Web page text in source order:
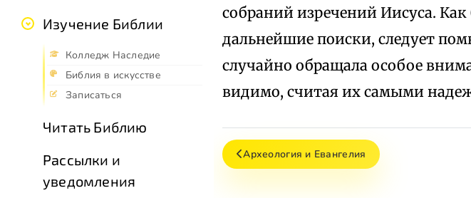
Изучение Библии
Колледж Наследие
Библия в искусстве
Записаться
Читать Библию
Рассылки и
уведомления
собраний изречений Иисуса.
дальнейшие поиски, следует
случайно обращала особое
видимо, считая их самыми
Археология и Евангелия